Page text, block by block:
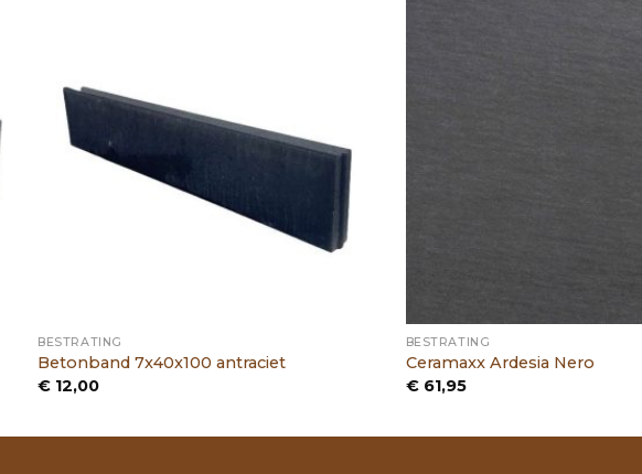
BESTRATING
Betonband 7x40x100 antraciet
€ 12,00
BESTRATING
Ceramaxx Ardesia Nero
€61,95